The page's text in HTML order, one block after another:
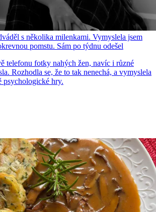
s několika milenkami. Vymyslela jsem
pomstu. Sám po týdnu odešel
telefonu fotky nahých žen, navíc i různé
Rozhodla se, že to tak nenechá, a vymyslela
psychologické hry.